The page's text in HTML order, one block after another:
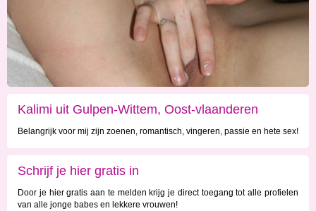
Kalimi uit Gulpen-Wittem, Oost-vlaanderen
Belangrijk voor mij zijn zoenen, romantisch, vingeren, passie en hete sex!
Schrijf je hier gratis in
Door je hier gratis aan te melden krijg je direct toegang tot alle profielen
van alle jonge babes en lekkere vrouwen!